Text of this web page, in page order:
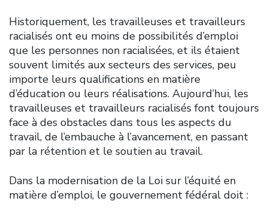
Historiquement, les travailleuses et travailleurs
racialisés ont eu moins de possibilités d’emploi
que les personnes non racialisées, et ils étaient
souvent limités aux secteurs des services, peu
importe leurs qualifications en matière
d’éducation ou leurs réalisations. Aujourd’hui, les
travailleuses et travailleurs racialisés font toujours
face à des obstacles dans tous les aspects du
travail, de l’embauche à l’avancement, en passant
par la rétention et le soutien au travail.
Dans la modernisation de la Loi sur l’équité en
matière d’emploi, le gouvernement fédéral doit :